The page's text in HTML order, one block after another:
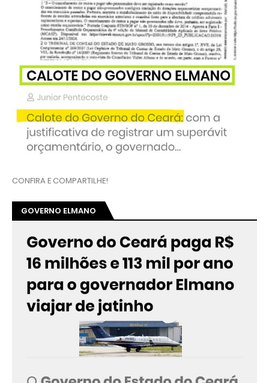
CONFIRA E COMPARTILHE!
GOVERNO ELMANO